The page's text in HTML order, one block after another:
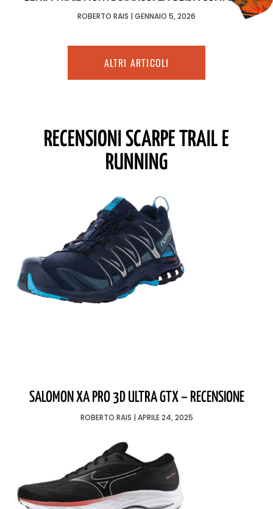
ROBERTO RAIS GENNAIO 5, 2026
ALTRI ARTICOLI
RECENSIONI SCARPE TRAIL E
RUNNING
SALOMON XA PRO 3D ULTRA GTX – RECENSIONE
ROBERTO RAIS APRILE 24, 2025